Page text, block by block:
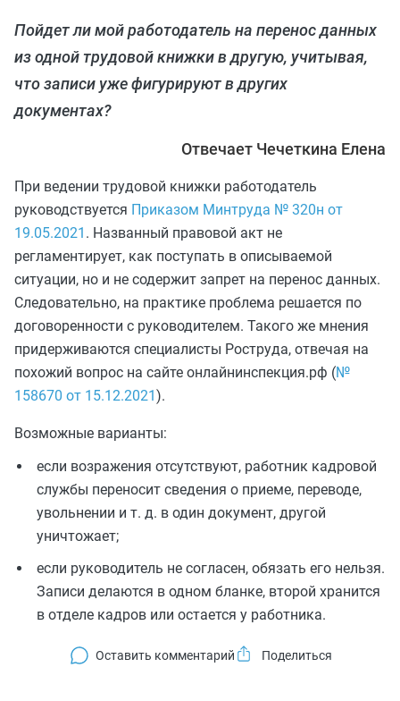
Пойдет ли мой работодатель на перенос данных
из одной трудовой книжки в другую, учитывая,
что записи уже фигурируют в других
документах?
Отвечает Чечеткина Елена
При ведении трудовой книжки работодатель
руководствуется Приказом Минтруда № 320н от
19.05.2021 . Названный правовой акт не
регламентирует, как поступать в описываемой
ситуации, но и не содержит запрет на перенос данных.
Следовательно, на практике проблема решается по
договоренности с руководителем. Такого же мнения
придерживаются специалисты Роструда, отвечая на
похожий вопрос на сайте онлайнинспекция.рф (№
158670 от 15.12.2021).
Возможные варианты:
если возражения отсутствуют, работник кадровой
службы переносит сведения о приеме, переводе,
увольнении и т. д. в один документ, другой
уничтожает;
если руководитель не согласен, обязать его нельзя.
Записи делаются в одном бланке, второй хранится
в отделе кадров или остается у работника.
Оставить комментарий